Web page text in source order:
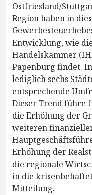
Ostfriesland/
Region haben in
Entwicklung, wie
Handelskammer
Papenburg findet.
lediglich sechs
entsprechende
Dieser Trend führe
die Erhöhung der
weiteren
Erhöhung der
die regionale
in die
Mitteilung.